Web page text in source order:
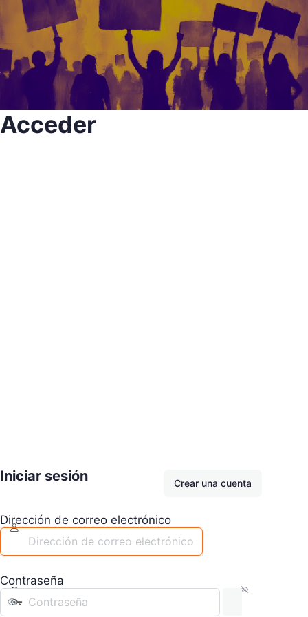
Acceder
Iniciar sesión Crear una cuenta
Dirección de correo electrónico
Contraseña